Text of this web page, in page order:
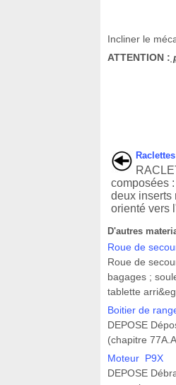
Incliner le
ATTENTION :
composées
deux inserts
orienté vers
D'autres
Roue de
Roue de
bagages ;
tablette
Boitier de
DEPOSE
(chapitre
Moteur P9X
DEPOSE